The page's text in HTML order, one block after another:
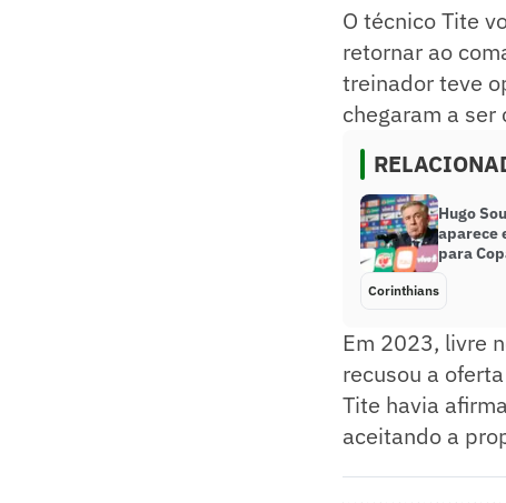
O técnico Tite
retornar ao
treinador teve
chegaram a ser
Hugo
aparece
para
Corinthians
Em 2023, livre
recusou a
Tite havia
aceitando a